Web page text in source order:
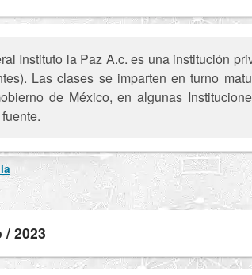
Instituto la Paz A.c. es una institución
Las clases se imparten en turno
de México, en algunas
2023